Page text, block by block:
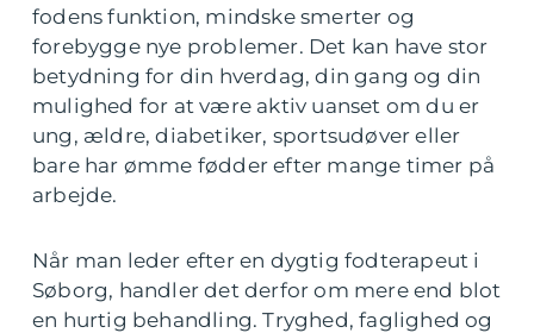
fodens funktion, mindske smerter og
forebygge nye problemer. Det kan have stor
betydning for din hverdag, din gang og din
mulighed for at være aktiv uanset om du er
ung, ældre, diabetiker, sportsudøver eller
bare har ømme fødder efter mange timer på
arbejde.
Når man leder efter en dygtig fodterapeut i
Søborg, handler det derfor om mere end blot
en hurtig behandling. Tryghed, faglighed og